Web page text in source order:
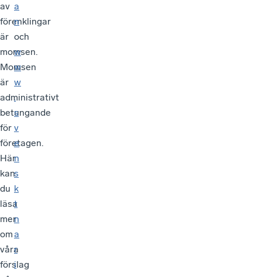
av
förenklingar
är
momsen.
Momsen
är
administrativt
betungande
för
företagen.
Här
kan
du
läsa
mer
om
våra
förslag
a
n
och
w
w
w
.
s
v
e
n
s
k
t
n
a
r
i